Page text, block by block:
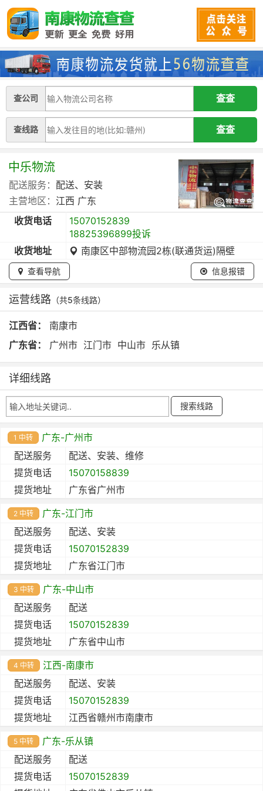
查公司
查线路
中乐物流
配送服务： 配送、安装
主营地区： 江西 广东
收货电话
15070152839
18825396899投诉
收货地址
南康区中部物流园2栋(联通货运)隔壁
查看导航 信息报错
运营线路 （共5条线路）
江西省：
南康市
广东省：
广州市 江门市 中山市 乐从镇
详细线路
1 中转
广东-广州市
配送服务
配送、安装、维修
提货电话
15070158839
提货地址
广东省广州市
2 中转
广东-江门市
配送服务
配送、安装
提货电话
15070152839
提货地址
广东省江门市
3 中转
广东-中山市
配送服务
配送
提货电话
15070152839
提货地址
广东省中山市
4 中转
江西-南康市
配送服务
配送、安装
提货电话
15070152839
提货地址
江西省赣州市南康市
5 中转
广东-乐从镇
配送服务
配送
提货电话
15070152839